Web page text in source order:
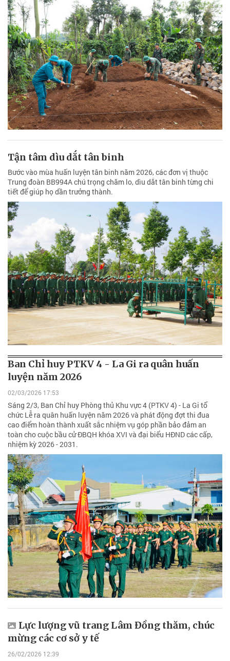
Tận tâm dìu dắt tân binh
Bước vào mùa huấn luyện tân binh năm 2026, các đơn vị thuộc
Trung đoàn BB994A chú trọng chăm lo, dìu dắt tân binh từng chi
tiết để giúp họ dần trưởng thành.
Ban Chỉ huy PTKV 4 - La Gi ra quân huấn
luyện năm 2026
02/03/2026 17:53
Sáng 2/3, Ban Chỉ huy Phòng thủ Khu vực 4 (PTKV 4) - La Gi tổ
chức Lễ ra quân huấn luyện năm 2026 và phát động đợt thi đua
cao điểm hoàn thành xuất sắc nhiệm vụ góp phần bảo đảm an
toàn cho cuộc bầu cử ĐBQH khóa XVI và đại biểu HĐND các cấp,
nhiệm kỳ 2026 - 2031.
Lực lượng vũ trang Lâm Đồng thăm, chúc
mừng các cơ sở y tế
26/02/2026 12:39